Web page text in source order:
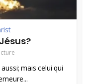
mais celui qui